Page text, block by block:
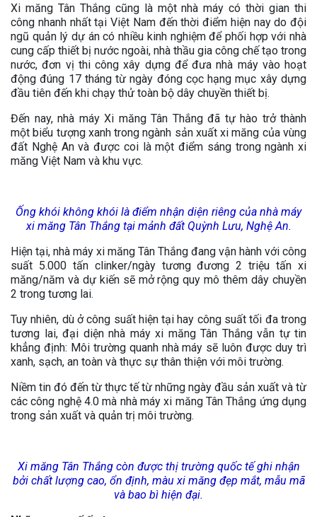
Xi măng Tân Thắng cũng là một nhà máy có thời gian thi
công nhanh nhất tại Việt Nam đến thời điểm hiện nay do đội
ngũ quản lý dự án có nhiều kinh nghiệm để phối hợp với nhà
cung cấp thiết bị nước ngoài, nhà thầu gia công chế tạo trong
nước, đơn vị thi công xây dựng để đưa nhà máy vào hoạt
động đúng 17 tháng từ ngày đóng cọc hạng mục xây dựng
đầu tiên đến khi chạy thử toàn bộ dây chuyền thiết bị.
Đến nay, nhà máy Xi măng Tân Thắng đã tự hào trở thành
một biểu tượng xanh trong ngành sản xuất xi măng của vùng
đất Nghệ An và được coi là một điểm sáng trong ngành xi
măng Việt Nam và khu vực.
Ống khói không khói là điểm nhận diện riêng của nhà máy
xi măng Tân Thắng tại mảnh đất Quỳnh Lưu, Nghệ An.
Hiện tại, nhà máy xi măng Tân Thắng đang vận hành với công
suất 5.000 tấn clinker/ngày tương đương 2 triệu tấn xi
măng/năm và dự kiến sẽ mở rộng quy mô thêm dây chuyền
2 trong tương lai.
Tuy nhiên, dù ở công suất hiện tại hay công suất tối đa trong
tương lai, đại diện nhà máy xi măng Tân Thắng vẫn tự tin
khẳng định: Môi trường quanh nhà máy sẽ luôn được duy trì
xanh, sạch, an toàn và thực sự thân thiện với môi trường.
Niềm tin đó đến từ thực tế từ những ngày đầu sản xuất và từ
các công nghệ 4.0 mà nhà máy xi măng Tân Thắng ứng dụng
trong sản xuất và quản trị môi trường.
Xi măng Tân Thắng còn được thị trường quốc tế ghi nhận
bởi chất lượng cao, ổn định, màu xi măng đẹp mắt, mẫu mã
và bao bì hiện đại.